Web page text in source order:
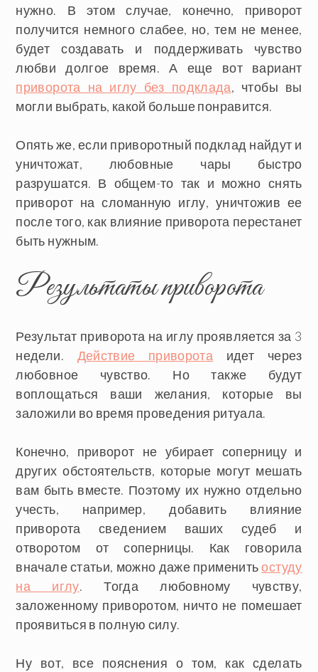
нужно. В этом случае, конечно, приворот
получится немного слабее, но, тем не менее,
будет создавать и поддерживать чувство
любви долгое время. А еще вот вариант
приворота на иглу без подклада, чтобы вы
могли выбрать, какой больше понравится.
Опять же, если приворотный подклад найдут и
уничтожат, любовные чары быстро
разрушатся. В общем-то так и можно снять
приворот на сломанную иглу, уничтожив ее
после того, как влияние приворота перестанет
быть нужным.
Результаты приворота
Результат приворота на иглу проявляется за 3
недели. Действие приворота идет через
любовное чувство. Но также будут
воплощаться ваши желания, которые вы
заложили во время проведения ритуала.
Конечно, приворот не убирает соперницу и
других обстоятельств, которые могут мешать
вам быть вместе. Поэтому их нужно отдельно
учесть, например, добавить влияние
приворота сведением ваших судеб и
отворотом от соперницы. Как говорила
вначале статьи, можно даже применитьостуду
на иглу. Тогда любовному чувству,
заложенному приворотом, ничто не помешает
проявиться в полную силу.
Ну вот, все пояснения о том, как сделать